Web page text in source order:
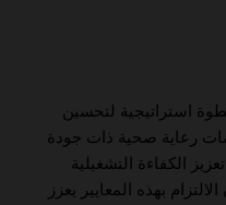
الأيزو 9001 يعد خطوة استراتيجية لتحسين
رعاية صحية ذات جودة
الكفاءة التشغيلية
بهذه المعايير يعزز